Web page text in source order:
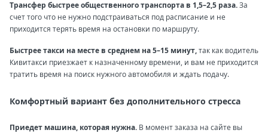
Трансфер быстрее общественного транспорта в 1,5–2,5 раза.За
счет того что не нужно подстраиваться под расписание и не
приходится терять время на остановки по маршруту.
Быстрее такси на месте в среднем на 5–15 минут,так как водитель
Кивитакси приезжает к назначенному времени, и вам не приходится
тратить время на поиск нужного автомобиля и ждать подачу.
Комфортный вариант без дополнительного стресса
Приедет машина, которая нужна. В момент заказа на сайте вы